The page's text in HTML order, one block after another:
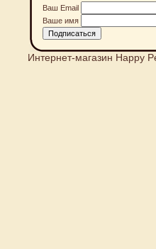
Ваш Email
Ваше имя
Интернет-магазин Happy